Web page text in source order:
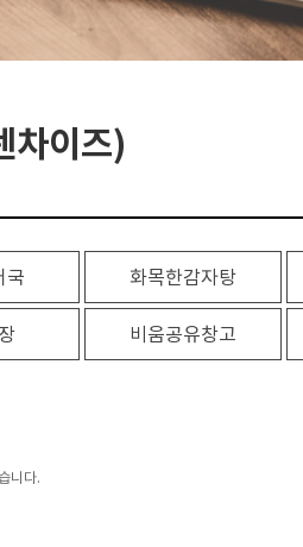
차이즈)
국 화목한감자탕
비움공유창고
니다.